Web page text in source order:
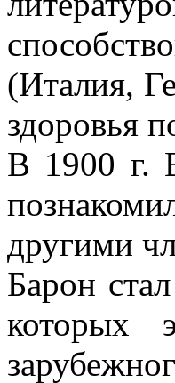
(Италия,
здоровья
В 1900 г.
другими
Барон
которых